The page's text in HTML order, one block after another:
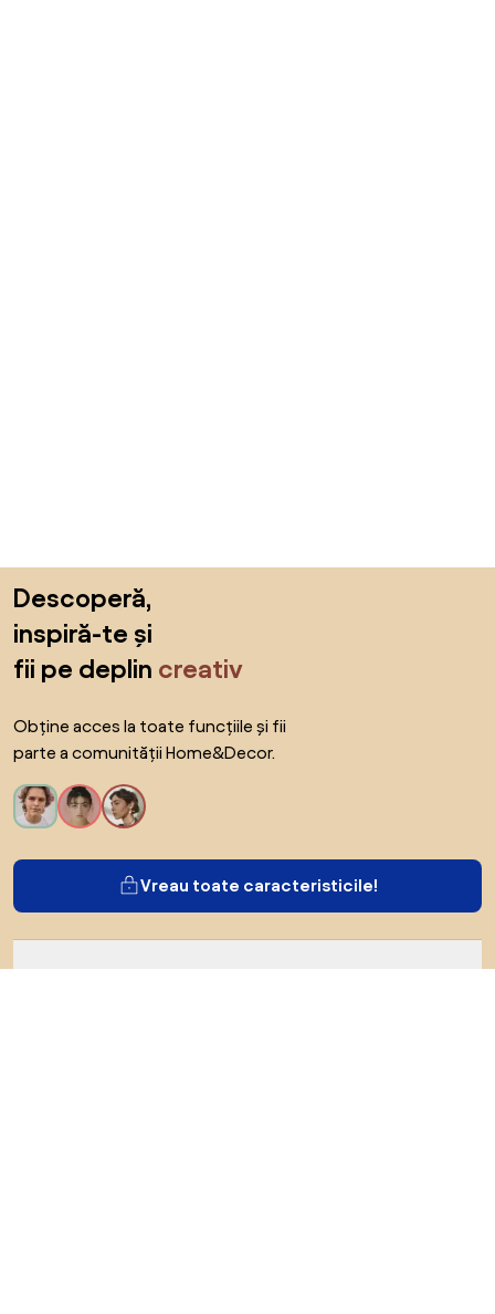
Descoperă,
inspiră-te și
fii pe deplin creativ
Obține acces la toate funcțiile și fii
parte a comunității Home&Decor.
Vreau toate caracteristicile!